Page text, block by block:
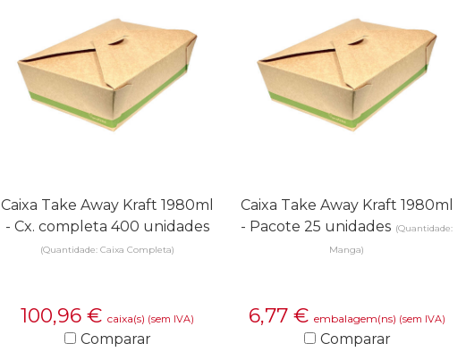
Caixa Take Away Kraft 1980ml
- Cx. completa 400 unidades
(Quantidade: Caixa Completa)
100,96 € caixa(s) (sem IVA)
Comparar
Caixa Take Away Kraft 1980ml
- Pacote 25 unidades (Quantidade:
Manga)
6,77 € embalagem(ns) (sem IVA)
Comparar